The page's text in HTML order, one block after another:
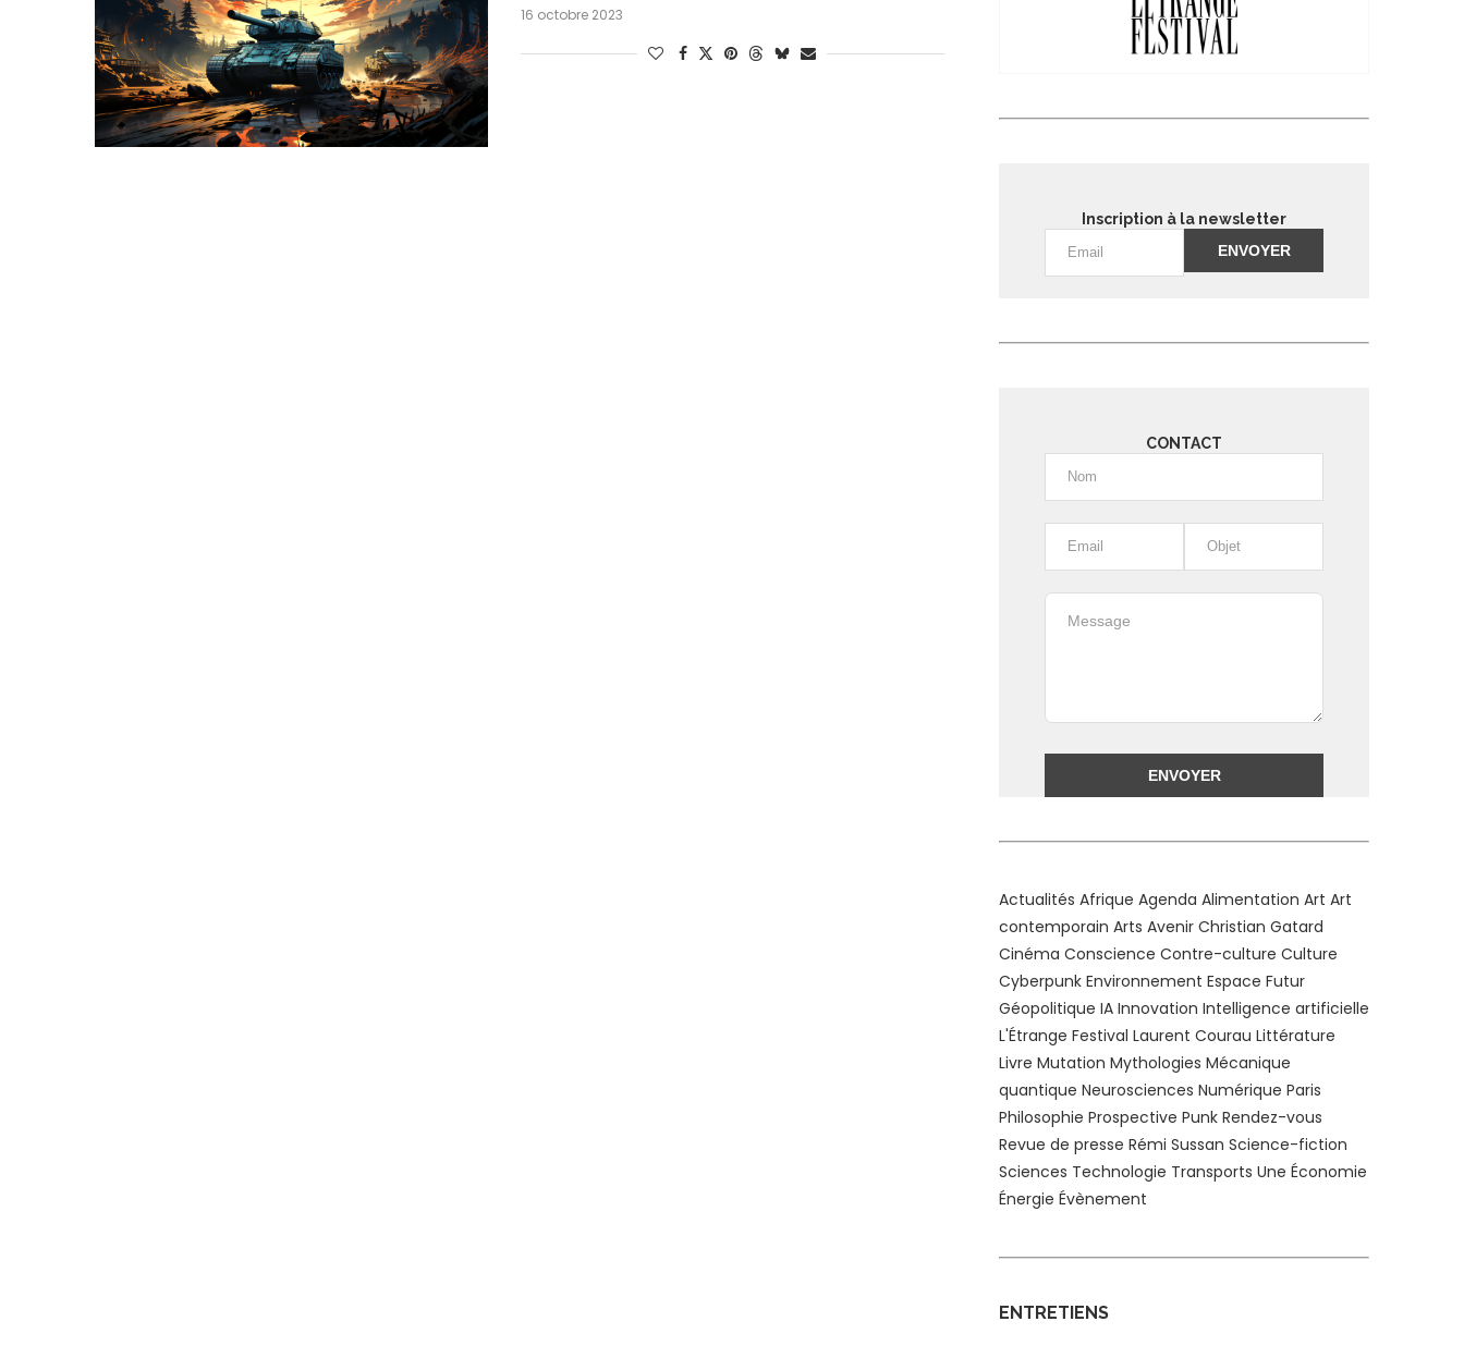
16 octobre 2023
Inscription à la newsletter
CONTACT
Actualités Afrique Agenda Alimentation Art Art
contemporain Arts Avenir Christian Gatard
Cinéma Conscience Contre-culture Culture
Cyberpunk Environnement Espace Futur
Géopolitique IA Innovation Intelligence artificielle
L'Étrange Festival Laurent Courau Littérature
Livre Mutation Mythologies Mécanique
quantique Neurosciences Numérique Paris
Philosophie Prospective Punk Rendez-vous
Revue de presse Rémi Sussan Science-fiction
Sciences Technologie Transports Une Économie
Énergie Évènement
ENTRETIENS